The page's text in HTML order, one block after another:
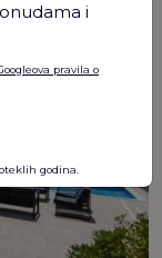
i
pravila o
godina.